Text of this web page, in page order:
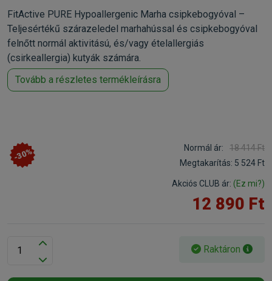
FitActive PURE Hypoallergenic Marha csipkebogyóval –
Teljesértékű szárazeledel marhahússal és csipkebogyóval
felnőtt normál aktivitású, és/vagy ételallergiás
(csirkeallergia) kutyák számára.
Tovább a részletes termékleírásra
-30% Normál ár:
18 414 Ft
Megtakarítás: 5 524 Ft
Akciós CLUB ár: (Ez mi?)
12 890 Ft
Raktáron